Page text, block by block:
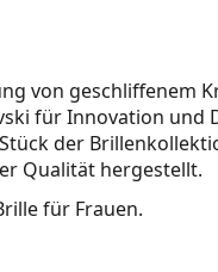
von geschliffenem
für Innovation und
der
Qualität hergestellt.
für Frauen.